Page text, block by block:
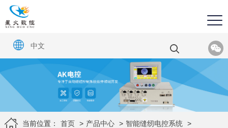
中文
当前位置： 首页 > 产品中心 > 智能缝纫电控系统 >